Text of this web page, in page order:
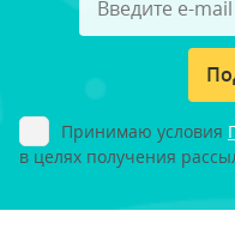
Принимаю условия
в целях получения